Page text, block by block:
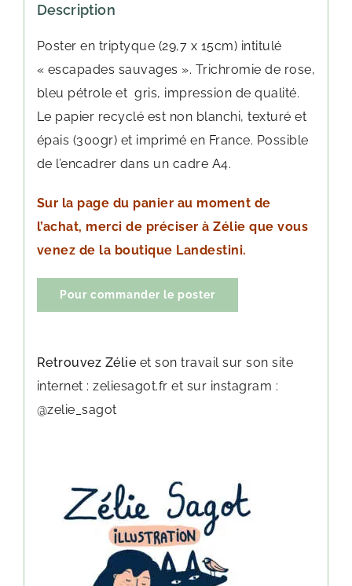
Description
Poster en triptyque (29,7 x 15cm) intitulé
« escapades sauvages ». Trichromie de rose,
bleu pétrole et gris, impression de qualité.
Le papier recyclé est non blanchi, texturé et
épais (300gr) et imprimé en France. Possible
de l’encadrer dans un cadre A4.
Sur la page du panier au moment de
l’achat, merci de préciser à Zélie que vous
venez de la boutique Landestini.
Pour commander le poster
Retrouvez Zélie et son travail sur son site
internet : zeliesagot.fr et sur instagram :
@zelie_sagot